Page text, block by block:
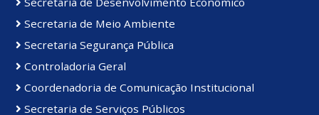
Secretaria de Meio Ambiente
Secretaria Segurança Pública
Controladoria Geral
Coordenadoria de Comunicação Institucional
Secretaria de Serviços Públicos